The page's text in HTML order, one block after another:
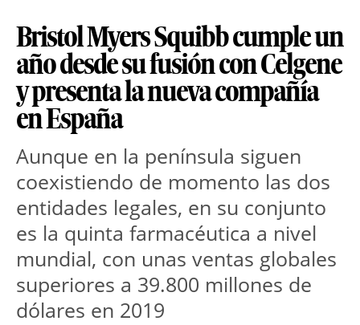
Bristol Myers Squibb cumple un
año desde su fusión con Celgene
y presenta la nueva compañía
en España
Aunque en la península siguen
coexistiendo de momento las dos
entidades legales, en su conjunto
es la quinta farmacéutica a nivel
mundial, con unas ventas globales
superiores a 39.800 millones de
dólares en 2019